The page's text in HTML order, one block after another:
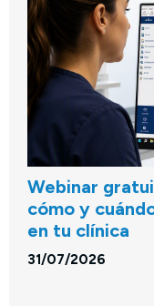
Webinar
cómo y
en tu clínica
31/07/2026